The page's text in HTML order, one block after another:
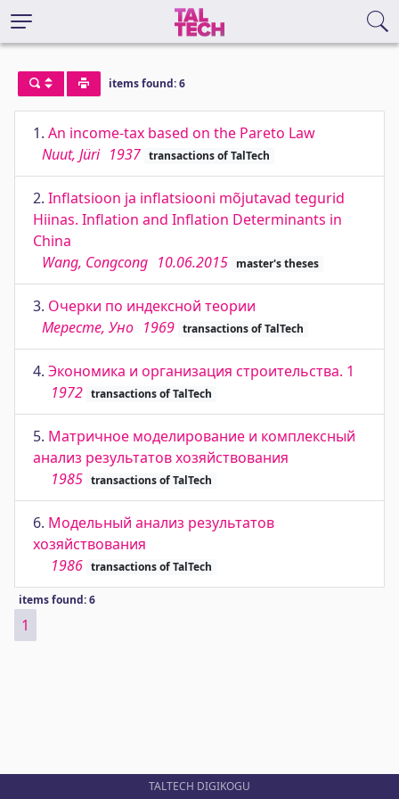
items found: 6
1. An income-tax based on the Pareto Law
Nuut, Jüri 1937 transactions of TalTech
2. Inflatsioon ja inflatsiooni mõjutavad tegurid
Hiinas. Inflation and Inflation Determinants in
China
Wang, Congcong 10.06.2015 master's theses
3. Очерки по индексной теории
Мересте, Уно 1969 transactions of TalTech
4. Экономика и организация строительства. 1
1972 transactions of TalTech
5. Матричное моделирование и комплексный
анализ результатов хозяйствования
1985 transactions of TalTech
6. Модельный анализ результатов
хозяйствования
1986 transactions of TalTech
items found: 6
1
TALTECH DIGIKOGU